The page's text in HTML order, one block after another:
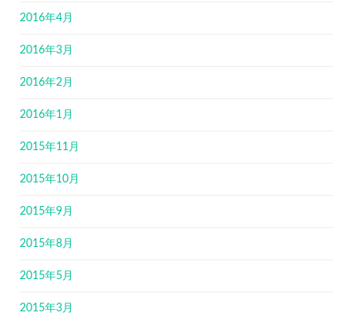
2016年4月
2016年3月
2016年2月
2016年1月
2015年11月
2015年10月
2015年9月
2015年8月
2015年5月
2015年3月